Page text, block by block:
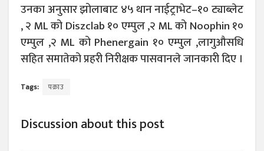
उनका अनुसार झोलाबाट ४५ थान नाईट्राभेट–१० ट्याब्लेट
, २ ML को Diszclab १० एम्पुल ,२ ML को Noophin १०
एम्पुल ,२ ML को Phenergain १० एम्पुल ,लागुऔसधि
सहित समातेको प्रहरी निरीक्षक पासवानले जानकारी दिए ।
Tags: पक्राउ
Discussion about this post